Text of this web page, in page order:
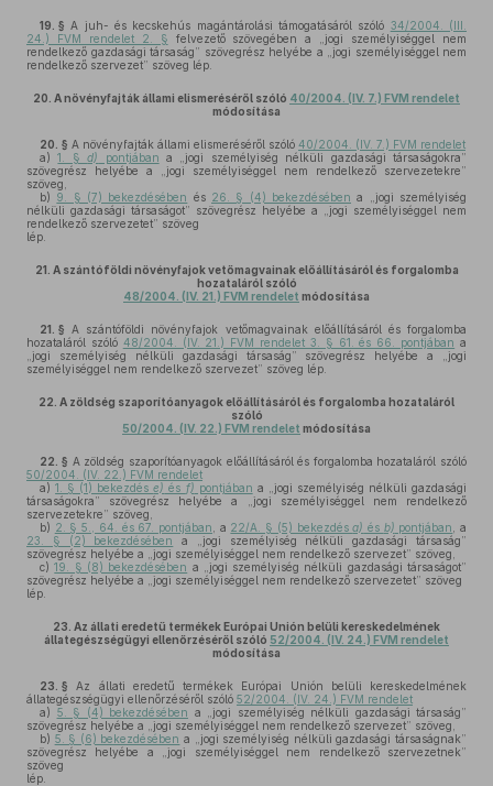
19. § A juh- és kecskehús magántárolási támogatásáról szóló 34/2004. (III.
24.) FVM rendelet 2. § felvezető szövegében a „jogi személyiséggel nem
rendelkező gazdasági társaság” szövegrész helyébe a „jogi személyiséggel nem
rendelkező szervezet” szöveg lép.
20. A növényfajták állami elismeréséről szóló 40/2004. (IV. 7.) FVM rendelet
módosítása
20. § A növényfajták állami elismeréséről szóló 40/2004. (IV. 7.) FVM rendelet
a)
1. §d) pontjában a „jogi személyiség nélküli gazdasági társaságokra”
szövegrész helyébe a „jogi személyiséggel nem rendelkező szervezetekre”
szöveg,
b) 9. § (7) bekezdésében és 26. § (4) bekezdésében a „jogi személyiség
nélküli gazdasági társaságot” szövegrész helyébe a „jogi személyiséggel nem
rendelkező szervezetet” szöveg
lép.
21. A szántóföldi növényfajok vetőmagvainak előállításáról és forgalomba
hozataláról szóló
48/2004. (IV. 21.) FVM rendelet módosítása
21. § A szántóföldi növényfajok vetőmagvainak előállításáról és forgalomba
hozataláról szóló 48/2004. (IV. 21.) FVM rendelet 3. § 61. és 66. pontjában a
„jogi személyiség nélküli gazdasági társaság” szövegrész helyébe a „jogi
személyiséggel nem rendelkező szervezet” szöveg lép.
22. A zöldség szaporítóanyagok előállításáról és forgalomba hozataláról
szóló
50/2004. (IV. 22.) FVM rendelet módosítása
22. § A zöldség szaporítóanyagok előállításáról és forgalomba hozataláról szóló
50/2004. (IV. 22.) FVM rendelet
a) 1. § (1) bekezdése) és f) pontjában a „jogi személyiség nélküli gazdasági
társaságokra” szövegrész helyébe a „jogi személyiséggel nem rendelkező
szervezetekre” szöveg,
b) 2. § 5., 64. és 67. pontjában , a 22/A. § (5) bekezdésa) és b) pontjában
, a
23. § (2) bekezdésében
a „jogi személyiség nélküli gazdasági társaság”
szövegrész helyébe a „jogi személyiséggel nem rendelkező szervezet” szöveg,
c) 19. § (8) bekezdésében a „jogi személyiség nélküli gazdasági társaságot”
szövegrész helyébe a „jogi személyiséggel nem rendelkező szervezetet” szöveg
lép.
23. Az állati eredetű termékek Európai Unión belüli kereskedelmének
állategészségügyi ellenőrzéséről szóló 52/2004. (IV. 24.) FVM rendelet
módosítása
23. § Az állati eredetű termékek Európai Unión belüli kereskedelmének
állategészségügyi ellenőrzéséről szóló 52/2004. (IV. 24.) FVM rendelet
a) 5. § (4) bekezdésében a „jogi személyiség nélküli gazdasági társaság”
szövegrész helyébe a „jogi személyiséggel nem rendelkező szervezet” szöveg,
b) 5. § (6) bekezdésében a „jogi személyiség nélküli gazdasági társaságnak”
szövegrész helyébe a „jogi személyiséggel nem rendelkező szervezetnek”
szöveg
lép.